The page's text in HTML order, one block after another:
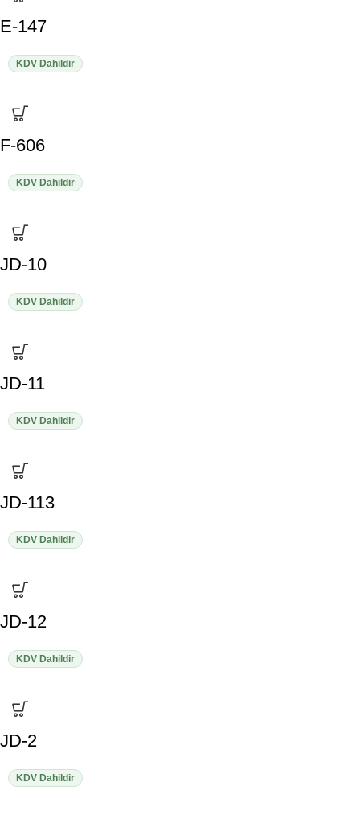
E-147
KDV Dahildir
F-606
KDV Dahildir
JD-10
KDV Dahildir
JD-11
KDV Dahildir
JD-113
KDV Dahildir
JD-12
KDV Dahildir
JD-2
KDV Dahildir